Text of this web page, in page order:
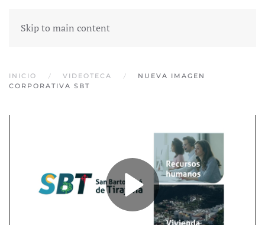
Skip to main content
INICIO VIDEOTECA
NUEVA IMAGEN
CORPORATIVA SBT